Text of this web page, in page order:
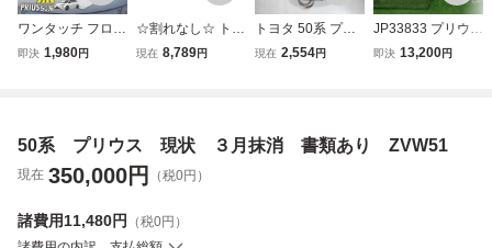
ワンタッチ フロン
ト サンシェード
中泊 アウトドア
キャンプ 紫外線
即決 1,980円
☆割れなし☆ トヨ
タ 純正 ZVW50 ZV
タ系 即納 棚2F-G-
3★
現在 8,789円
トヨタ 50系 プリ
ウス 2ボタン スマ
YOTA
現在 2,554円
JP33833 プリウス
50系 左フェンダ
即決 13,200円
50系 プリウス 現状 ３月抹消 書類あり ZVW51
現在 350,000円 （税0円）
諸費用11,480円
（税0円）